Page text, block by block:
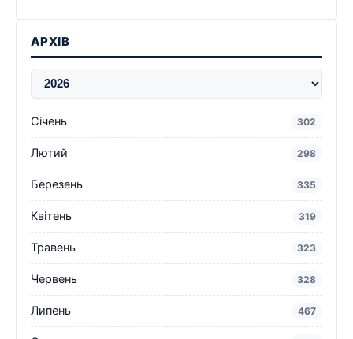
АРХІВ
Січень 302
Лютий 298
Березень 335
Квітень 319
Травень 323
Червень 328
Липень 467